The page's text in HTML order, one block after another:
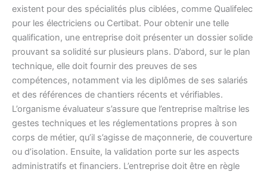
existent pour des spécialités plus ciblées, comme Qualifelec
pour les électriciens ou Certibat. Pour obtenir une telle
qualification, une entreprise doit présenter un dossier solide
prouvant sa solidité sur plusieurs plans. D’abord, sur le plan
technique, elle doit fournir des preuves de ses
compétences, notamment via les diplômes de ses salariés
et des références de chantiers récents et vérifiables.
L’organisme évaluateur s’assure que l’entreprise maîtrise les
gestes techniques et les réglementations propres à son
corps de métier, qu’il s’agisse de maçonnerie, de couverture
ou d’isolation. Ensuite, la validation porte sur les aspects
administratifs et financiers. L’entreprise doit être en règle